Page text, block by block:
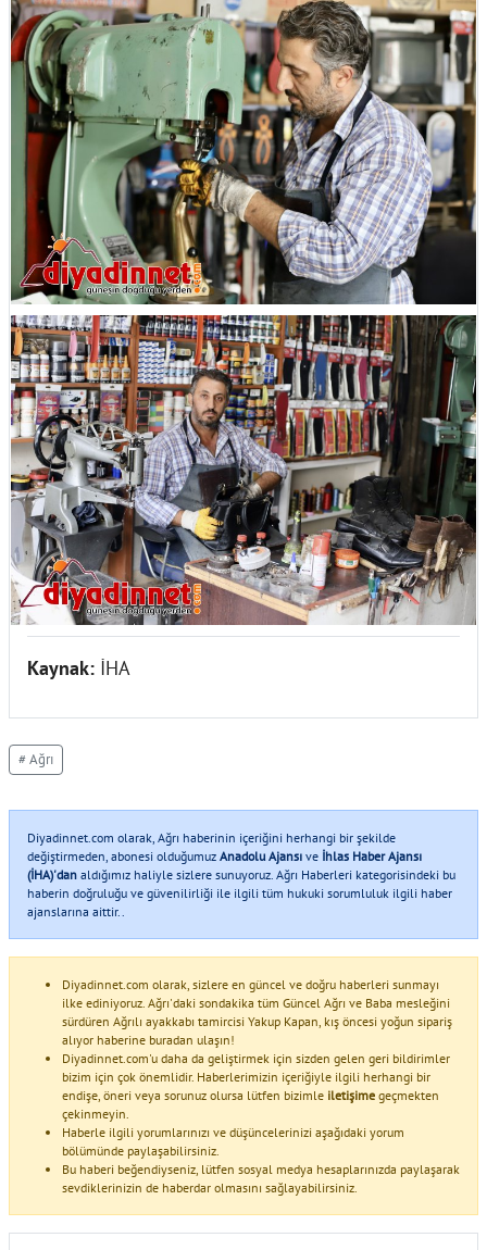
Kaynak: İHA
# Ağrı
Diyadinnet.com olarak, Ağrı haberinin içeriğini herhangi bir şekilde
değiştirmeden, abonesi olduğumuz Anadolu Ajansı ve İhlas Haber Ajansı
(İHA)'dan aldığımız haliyle sizlere sunuyoruz. Ağrı Haberleri kategorisindeki bu
haberin doğruluğu ve güvenilirliği ile ilgili tüm hukuki sorumluluk ilgili haber
ajanslarına aittir..
Diyadinnet.com olarak, sizlere en güncel ve doğru haberleri sunmayı
ilke ediniyoruz. Ağrı'daki sondakika tüm Güncel Ağrı ve Baba mesleğini
sürdüren Ağrılı ayakkabı tamircisi Yakup Kapan, kış öncesi yoğun sipariş
alıyor haberine buradan ulaşın!
Diyadinnet.com'u daha da geliştirmek için sizden gelen geri bildirimler
bizim için çok önemlidir. Haberlerimizin içeriğiyle ilgili herhangi bir
endişe, öneri veya sorunuz olursa lütfen bizimle iletişime geçmekten
çekinmeyin.
Haberle ilgili yorumlarınızı ve düşüncelerinizi aşağıdaki yorum
bölümünde paylaşabilirsiniz.
Bu haberi beğendiyseniz, lütfen sosyal medya hesaplarınızda paylaşarak
sevdiklerinizin de haberdar olmasını sağlayabilirsiniz.